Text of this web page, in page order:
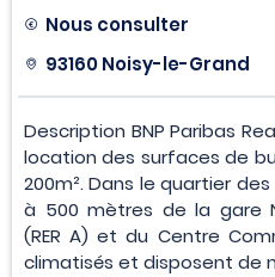
Nous consulter
93160 Noisy-le-Grand
Description BNP Paribas
location des surfaces de
200m². Dans le quartier
à 500 mètres de la gare
(RER A) et du Centre
climatisés et disposent de